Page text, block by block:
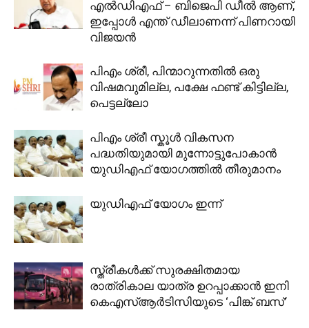
എൽഡിഎഫ് – ബിജെപി ഡീൽ ആണ്,
ഇപ്പോൾ എന്ത് ഡീലാണന്ന് പിണറായി
വിജയൻ
പിഎം ശ്രീ, പിന്മാറുന്നതില്‍ ഒരു
വിഷമവുമില്ല, പക്ഷേ ഫണ്ട് കിട്ടില്ല,
പെട്ടല്ലോ
പിഎം ശ്രീ സ്കൂൾ വികസന
പദ്ധതിയുമായി മുന്നോട്ടുപോകാൻ
യുഡിഎഫ് യോഗത്തിൽ തീരുമാനം
യുഡിഎഫ് യോഗം ഇന്ന്
സ്ത്രീകള്‍ക്ക് സുരക്ഷിതമായ
രാത്രികാല യാത്ര ഉറപ്പാക്കാന്‍ ഇനി
കെഎസ്ആര്‍ടിസിയുടെ ‘പിങ്ക് ബസ്’